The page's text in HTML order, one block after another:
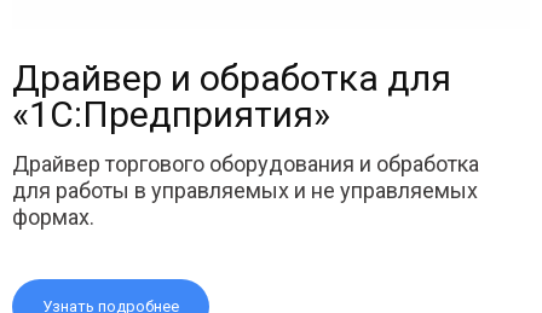
Драйвер и обработка для
«1С:Предприятия»
Драйвер торгового оборудования и обработка
для работы в управляемых и не управляемых
формах.
Узнать подробнее